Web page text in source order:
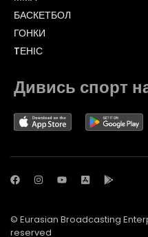
БАСКЕТБОЛ
ГОНКИ
TЕНІС
Дивись спорт
© Eurasian Broadcasting
reserved